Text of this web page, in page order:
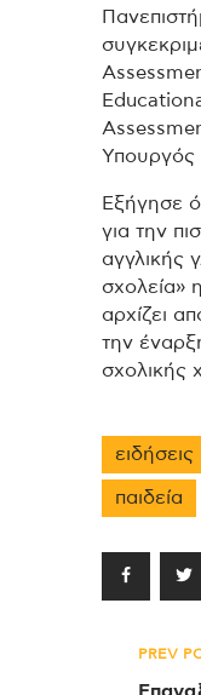
Υπουργός
Εξήγησε
για την
αγγλικής
σχολεία»
αρχίζει
την
σχολικής
ειδήσεις
παιδεία
PREV